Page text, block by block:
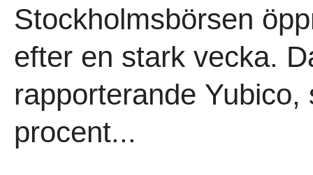
Stockholmsbörsen
efter en stark vecka.
rapporterande
procent...